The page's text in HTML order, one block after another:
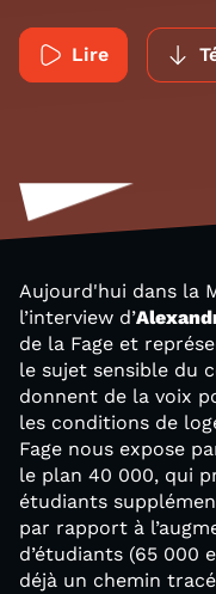
Lire
Aujourd'hui dans la
l’interview d’
de la Fage et
le sujet sensible du
donnent de la voix
les conditions de
Fage nous expose
le plan 40 000, qui
étudiants
par rapport à
d’étudiants (65 000
déjà un chemin